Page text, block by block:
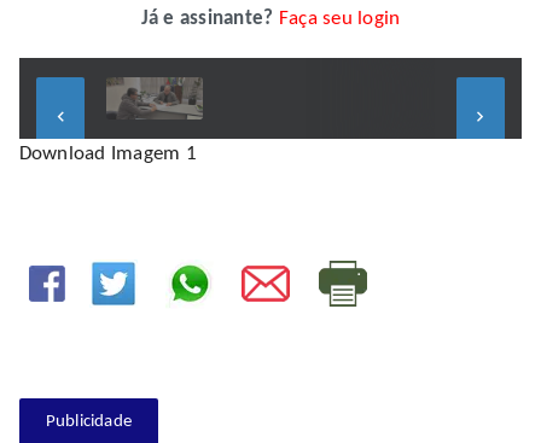
Já e assinante? Faça seu login
keyboard_arrow_left
keyboard_arrow_right
Download Imagem 1
Publicidade